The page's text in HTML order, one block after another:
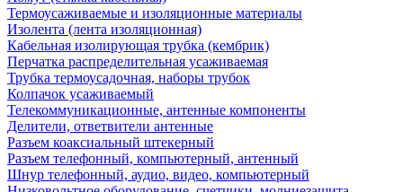
Термоусаживаемые и изоляционные материалы
Изолента (лента изоляционная)
Кабельная изолирующая трубка (кембрик)
Перчатка распределительная усаживаемая
Трубка термоусадочная, наборы трубок
Колпачок усаживаемый
Телекоммуникационные, антенные компоненты
Делители, ответвители антенные
Разъем коаксиальный штекерный
Разъем телефонный, компьютерный, антенный
Шнур телефонный, аудио, видео, компьютерный